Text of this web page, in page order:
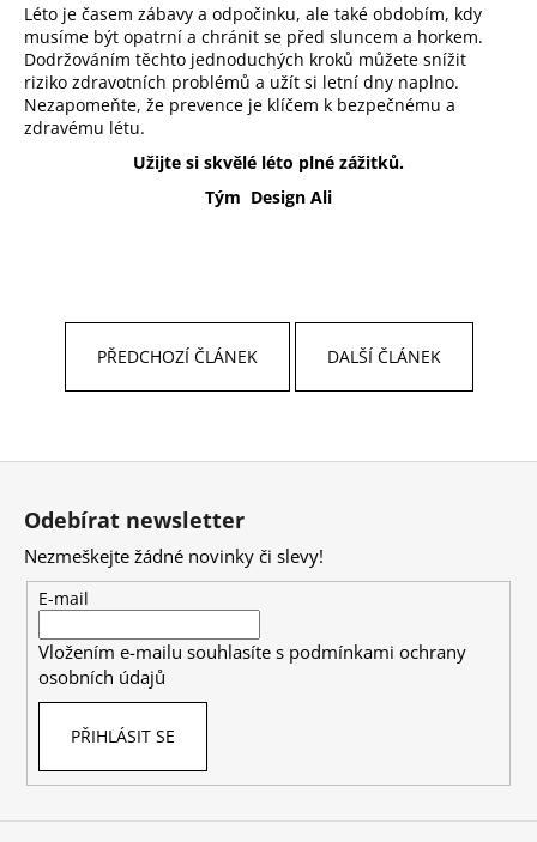
Léto je časem zábavy a odpočinku, ale také obdobím, kdy
musíme být opatrní a chránit se před sluncem a horkem.
Dodržováním těchto jednoduchých kroků můžete snížit
riziko zdravotních problémů a užít si letní dny naplno.
Nezapomeňte, že prevence je klíčem k bezpečnému a
zdravému létu.
Užijte si skvělé léto plné zážitků.
Tým Design Ali
PŘEDCHOZÍ ČLÁNEK DALŠÍ ČLÁNEK
Z
Odebírat newsletter
Nezmeškejte žádné novinky či slevy!
E-mail
Vložením e-mailu souhlasíte s podmínkami ochrany
osobních údajů
PŘIHLÁSIT SE